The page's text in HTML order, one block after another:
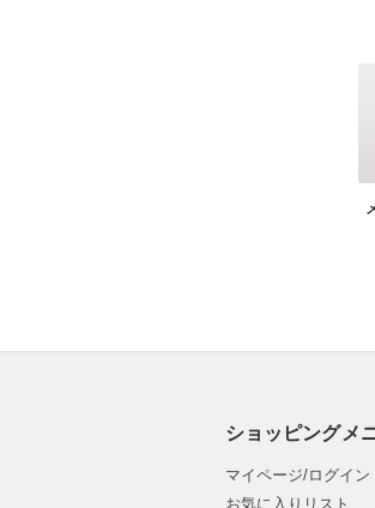
ショッピングメ
マイページ/ログイン
お気に入りリスト